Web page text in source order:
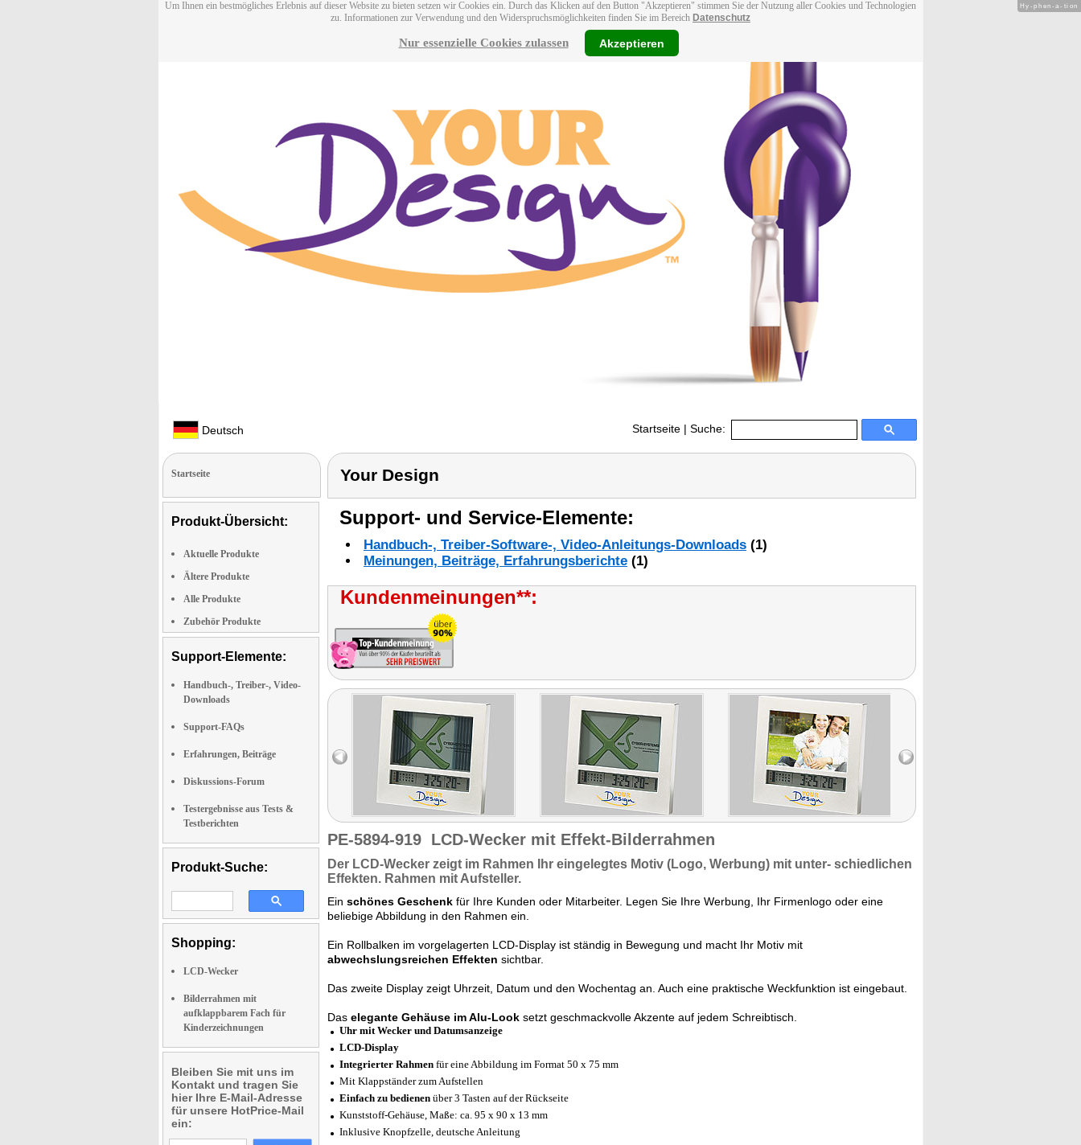
Um Ihnen ein bestmögliches Erlebnis auf dieser Website zu bieten setzen wir Cookies ein. Durch das Klicken auf den Button "Akzeptieren" stimmen Sie der Nutzung aller Cookies und Technologien
zu. Informationen zur Verwendung und den Widerspruchsmöglichkeiten finden Sie im Bereich Datenschutz
Nur essenzielle Cookies zulassen Akzeptieren
Deutsch Startseite | Suche:
Startseite
Produkt-Übersicht:
Aktuelle Produkte
Ältere Produkte
Alle Produkte
Zubehör Produkte
Support-Elemente:
Handbuch-, Treiber-, Video-
Downloads
Support-FAQs
Erfahrungen, Beiträge
Diskussions-Forum
Testergebnisse aus Tests &
Testberichten
Produkt-Suche:
Shopping:
LCD-Wecker
Bilderrahmen mit
aufklappbarem Fach für
Kinderzeichnungen
Bleiben Sie mit uns im
Kontakt und tragen Sie
hier Ihre E-Mail-Adresse
für unsere HotPrice-Mail
ein:
Your Design
Support- und Service-Elemente:
Handbuch-, Treiber-Software-, Video-Anleitungs-Downloads (1)
Meinungen, Beiträge, Erfahrungsberichte (1)
Kundenmeinungen**:
PE-5894-919 LCD-Wecker mit Effekt-Bilderrahmen
Der LCD-Wecker zeigt im Rahmen Ihr eingelegtes Motiv (Logo, Werbung) mit unter- schiedlichen
Effekten. Rahmen mit Aufsteller.
Ein schönes Geschenk für Ihre Kunden oder Mitarbeiter. Legen Sie Ihre Werbung, Ihr Firmenlogo oder eine
beliebige Abbildung in den Rahmen ein.
Ein Rollbalken im vorgelagerten LCD-Display ist ständig in Bewegung und macht Ihr Motiv mit
abwechslungsreichen Effekten sichtbar.
Das zweite Display zeigt Uhrzeit, Datum und den Wochentag an. Auch eine praktische Weckfunktion ist eingebaut.
Das elegante Gehäuse im Alu-Look setzt geschmackvolle Akzente auf jedem Schreibtisch.
Uhr mit Wecker und Datumsanzeige
LCD-Display
Integrierter Rahmen für eine Abbildung im Format 50 x 75 mm
Mit Klappständer zum Aufstellen
Einfach zu bedienen über 3 Tasten auf der Rückseite
Kunststoff-Gehäuse, Maße: ca. 95 x 90 x 13 mm
Inklusive Knopfzelle, deutsche Anleitung
Hy-phen-a-tion